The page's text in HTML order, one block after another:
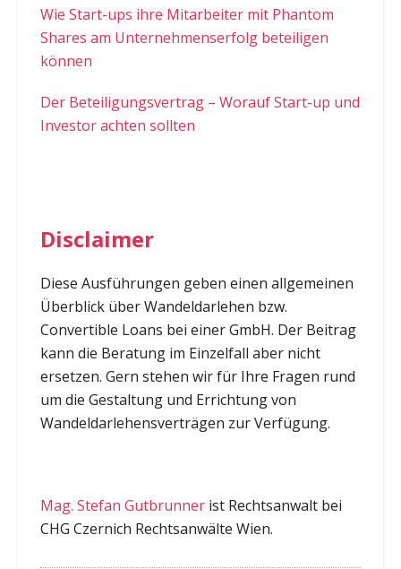
Wie Start-ups ihre Mitarbeiter mit Phantom
Shares am Unternehmenserfolg beteiligen
können
Der Beteiligungsvertrag – Worauf Start-up und
Investor achten sollten
Disclaimer
Diese Ausführungen geben einen allgemeinen
Überblick über Wandeldarlehen bzw.
Convertible Loans bei einer GmbH. Der Beitrag
kann die Beratung im Einzelfall aber nicht
ersetzen. Gern stehen wir für Ihre Fragen rund
um die Gestaltung und Errichtung von
Wandeldarlehensverträgen zur Verfügung.
Mag. Stefan Gutbrunnerist Rechtsanwalt bei
CHG Czernich Rechtsanwälte Wien.